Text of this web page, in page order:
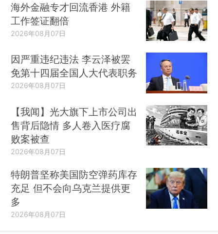
海外金融专才回流香港 外籍
工作签证翻倍
2026年08月07日
因严重违纪违法 李云泽被罢
免第十四届全国人大代表职务
2026年08月07日
【我闻】光大旗下上市公司出
售背后隐情 多人卷入医疗腐
败案被查
2026年08月07日
特朗普坚称美国防空弹药库存
充足 但不会向乌克兰提供更
多
2026年08月07日